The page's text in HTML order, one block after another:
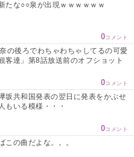
たな○○泉が出現ｗｗｗｗｗｗ
0コメント
の後ろでわちゃわちゃしてるの可愛
客達」第8話放送前のオフショット
0コメント
坂共和国発表の翌日に発表をかぶせ
もいる模様・・・
0コメント
この曲だよな。。。